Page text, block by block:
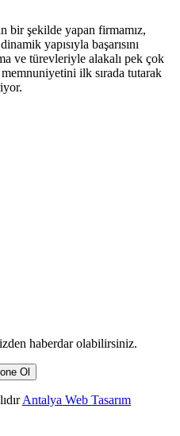
bir şekilde yapan firmamız,
yapısıyla başarısını
ve türevleriyle alakalı pek çok
ilk sırada tutarak
haberdar olabilirsiniz.
Ol
Antalya Web Tasarım